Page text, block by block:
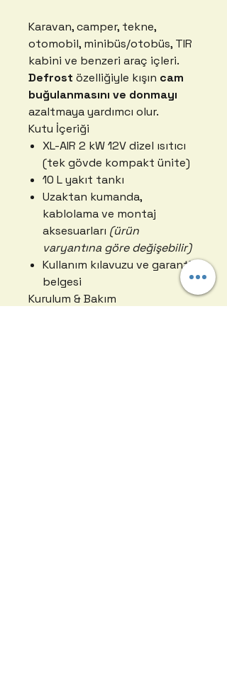
Karavan, camper, tekne,
otomobil, minibüs/otobüs, TIR
kabini ve benzeri araç içleri.
Defrost özelliğiyle kışın cam
buğulanmasını ve donmayı
azaltmaya yardımcı olur.
Kutu İçeriği
XL-AIR 2 kW 12V dizel ısıtıcı
(tek gövde kompakt ünite)
10 L yakıt tankı
Uzaktan kumanda,
kablolama ve montaj
aksesuarları (ürün
varyantına göre değişebilir)
Kullanım kılavuzu ve garanti
belgesi
Kurulum & Bakım